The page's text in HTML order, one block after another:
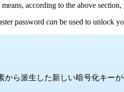
according to the above section,
password can be used to unlock
ら派生した新しい暗号化キーが